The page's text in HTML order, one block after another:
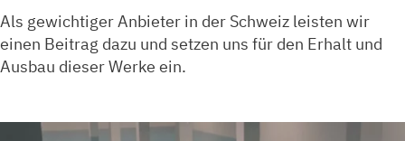
Als gewichtiger Anbieter in der Schweiz leisten wir
einen Beitrag dazu und setzen uns für den Erhalt und
Ausbau dieser Werke ein.